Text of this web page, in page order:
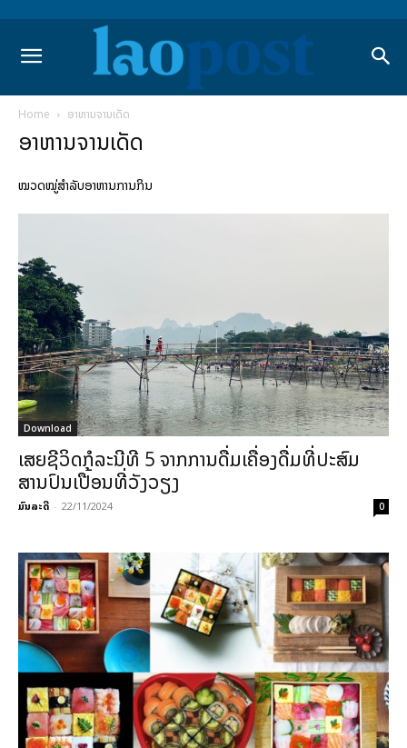
Home ອາຫານຈານເດັດ
ອາຫານຈານເດັດ
ໝວດໝູ່ສຳລັບອາຫານການກິນ
Download
ເສຍຊີວິດກໍລະນີທີ 5 ຈາກການດື່ມເຄື່ອງດື່ມທີ່ປະສົມ
ສານປົນເປື້ອນທີ່ວັງວຽງ
ມົນລະດີ - 22/11/2024 0